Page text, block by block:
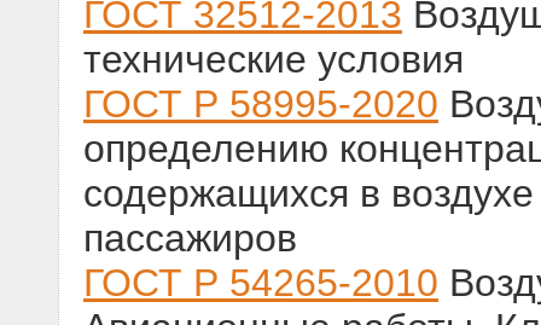
ГОСТ 32512-2013
технические условия
ГОСТ Р 58995-2020
определению
содержащихся в
пассажиров
ГОСТ Р 54265-2010